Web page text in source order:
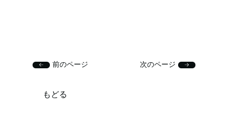
前のページ
もどる
次のページ